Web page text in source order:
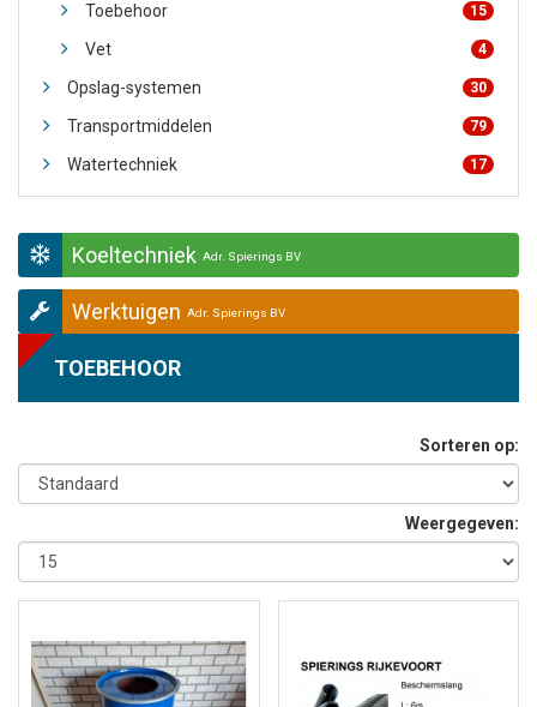
Toebehoor 15
Vet 4
Opslag-systemen 30
Transportmiddelen 79
Watertechniek 17
Koeltechniek Adr. Spierings BV
Werktuigen Adr. Spierings BV
TOEBEHOOR
Sorteren op:
Weergegeven: